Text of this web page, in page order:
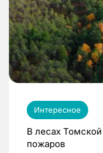
Интересное
В лесах Томской
пожаров